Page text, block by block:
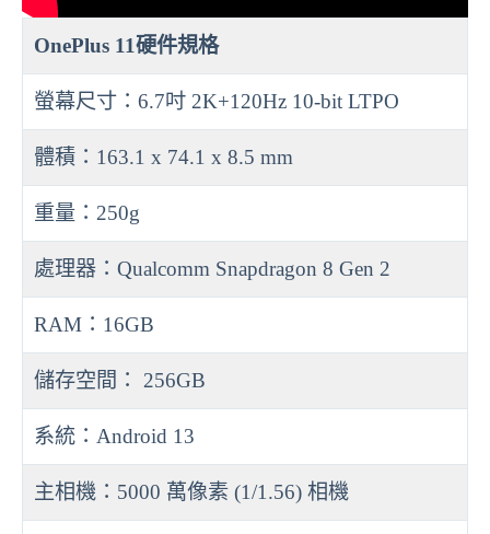
OnePlus 11硬件規格
螢幕尺寸：6.7吋 2K+120Hz 10-bit LTPO
體積：163.1 x 74.1 x 8.5 mm
重量：250g
處理器：Qualcomm Snapdragon 8 Gen 2
RAM：16GB
儲存空間： 256GB
系統：Android 13
主相機：5000 萬像素 (1/1.56) 相機